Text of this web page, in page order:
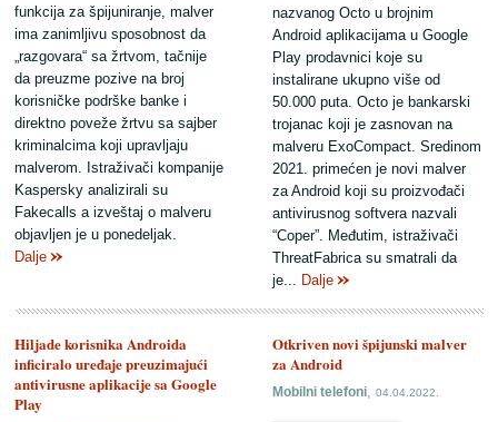
nazvanog Octo u brojnim
Android aplikacijama u Google
Play prodavnici koje su
instalirane ukupno više od
50.000 puta. Octo je bankarski
trojanac koji je zasnovan na
malveru ExoCompact. Sredinom
2021. primećen je novi malver
za Android koji su proizvođači
antivirusnog softvera nazvali
“Coper”. Međutim, istraživači
ThreatFabrica su smatrali da
je... Dalje
funkcija za špijuniranje, malver
ima zanimljivu sposobnost da
„razgovara“ sa žrtvom, tačnije
da preuzme pozive na broj
korisničke podrške banke i
direktno poveže žrtvu sa sajber
kriminalcima koji upravljaju
malverom. Istraživači kompanije
Kaspersky analizirali su
Fakecalls a izveštaj o malveru
objavljen je u ponedeljak.
Dalje
Otkriven novi špijunski malver
za Android
Mobilni telefoni,04.04.2022.
Hiljade korisnika Androida
inficiralo uređaje preuzimajući
antivirusne aplikacije sa Google
Play